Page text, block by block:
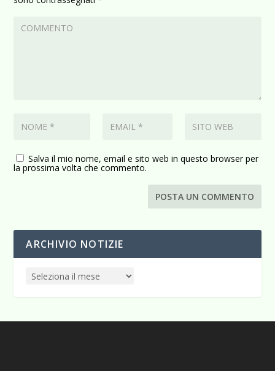
Salva il mio nome, email e sito web in questo browser per
la prossima volta che commento.
ARCHIVIO NOTIZIE